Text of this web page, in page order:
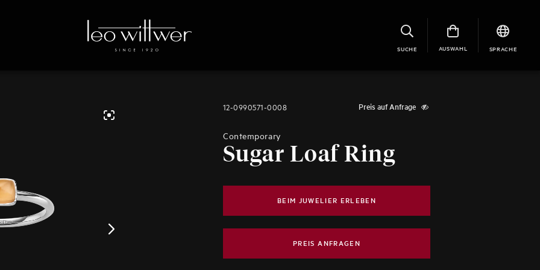
SUCHE AUSWAHL SPRACHE
12-0990571-0008 Preis auf Anfrage
Contemporary
Sugar Loaf Ring
BEIM JUWELIER ERLEBEN
PREIS ANFRAGEN